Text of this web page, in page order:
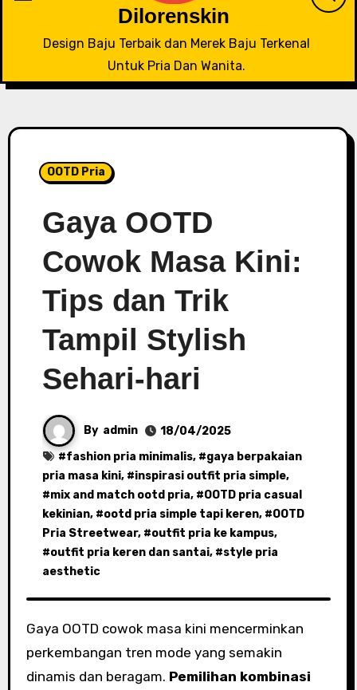
Dilorenskin
Design Baju Terbaik dan Merek Baju Terkenal
Untuk Pria Dan Wanita.
OOTD Pria
Gaya OOTD
Cowok Masa Kini:
Tips dan Trik
Tampil Stylish
Sehari-hari
By admin
18/04/2025
#fashion pria minimalis, #gaya berpakaian
pria masa kini, #inspirasi outfit pria simple,
#mix and match ootd pria, #OOTD pria casual
kekinian, #ootd pria simple tapi keren, #OOTD
Pria Streetwear, #outfit pria ke kampus,
#outfit pria keren dan santai, #style pria
aesthetic
Gaya OOTD cowok masa kini mencerminkan
perkembangan tren mode yang semakin
dinamis dan beragam. Pemilihan kombinasi